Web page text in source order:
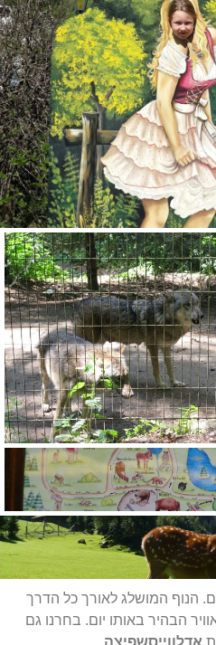
הנוף המושלג לאורך כל הדרך
הבהיר באותו יום. בחרנו גם